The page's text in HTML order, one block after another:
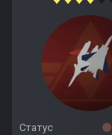
Статус